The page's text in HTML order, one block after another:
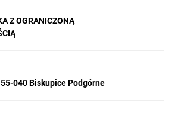
Z OGRANICZONĄ
040 Biskupice Podgórne